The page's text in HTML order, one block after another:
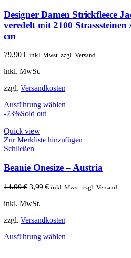
Designer Damen Strickfleece
veredelt mit 2100
cm
79,90 € inkl. Mwst. zzgl. Versand
inkl. MwSt.
zzgl. Versandkosten
Ausführung wählen
-73%Sold out
Quick view
Zur Merkliste hinzufügen
Schließen
Beanie Onesize – Austria
14,90€ Ursprünglicher
war:
3,99 €Aktueller
inkl. Mwst. zzgl. Versand
inkl. MwSt.
zzgl. Versandkosten
Ausführung wählen